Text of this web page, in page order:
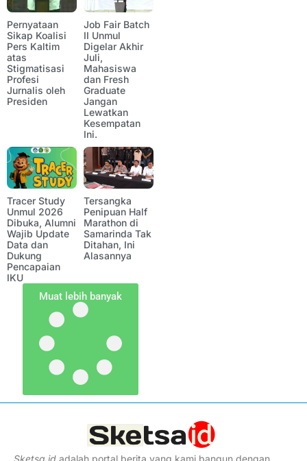
Pernyataan
Sikap Koalisi
Pers Kaltim
atas
Stigmatisasi
Profesi
Jurnalis oleh
Presiden
Job Fair Batch
II Unmul
Digelar Akhir
Juli,
Mahasiswa
dan Fresh
Graduate
Jangan
Lewatkan
Kesempatan
Ini.
Tracer Study
Unmul 2026
Dibuka, Alumni
Wajib Update
Data dan
Dukung
Pencapaian
IKU
Tersangka
Penipuan Half
Marathon di
Samarinda Tak
Ditahan, Ini
Alasannya
Muat lebih banyak
Sketsa id adalah portal berita yang kami bangun dengan